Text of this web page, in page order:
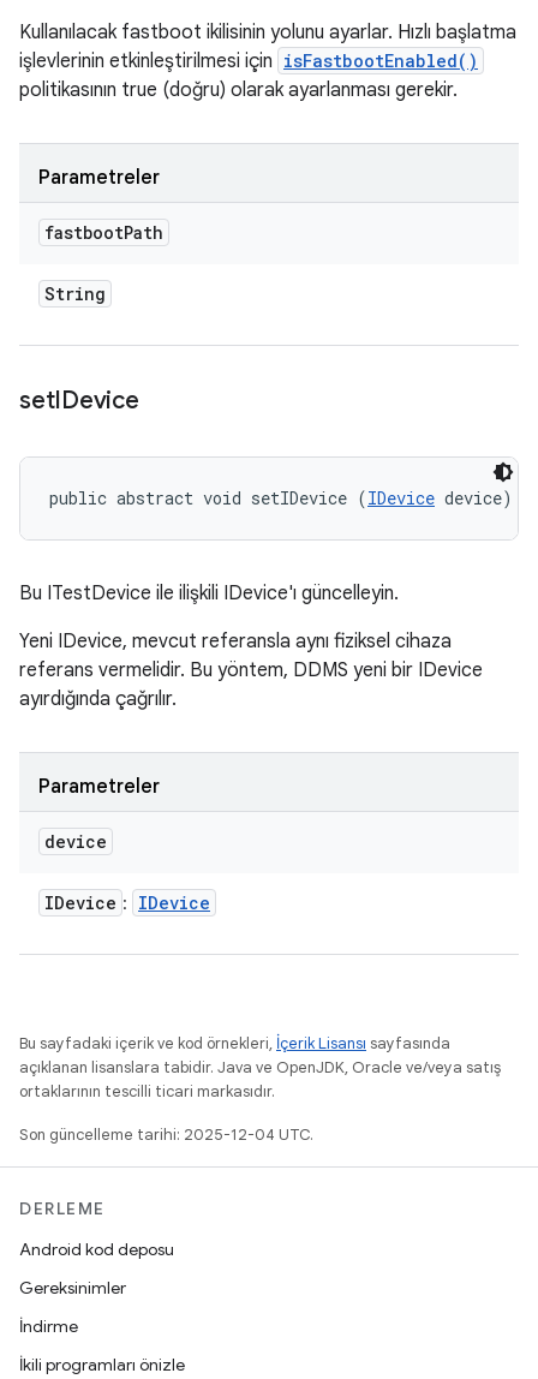
Kullanılacak fastboot ikilisinin yolunu ayarlar. Hızlı başlatma
işlevlerinin etkinleştirilmesi için isFastbootEnabled()
politikasının true (doğru) olarak ayarlanması gerekir.
Parametreler
fastbootPath
String
setIDevice
public abstract void setIDevice (IDevice device)
Bu ITestDevice ile ilişkili IDevice'ı güncelleyin.
Yeni IDevice, mevcut referansla aynı fiziksel cihaza
referans vermelidir. Bu yöntem, DDMS yeni bir IDevice
ayırdığında çağrılır.
Parametreler
device
IDevice : IDevice
Bu sayfadaki içerik ve kod örnekleri, İçerik Lisansı sayfasında
açıklanan lisanslara tabidir. Java ve OpenJDK, Oracle ve/veya satış
ortaklarının tescilli ticari markasıdır.
Son güncelleme tarihi: 2025-12-04 UTC.
DERLEME
Android kod deposu
Gereksinimler
İndirme
İkili programları önizle